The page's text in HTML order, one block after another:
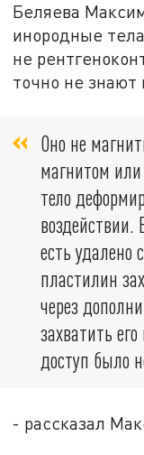
Беляева
инородные
не
точно не знают
Оно не
магнитом
тело
есть удалено
пластилин
через
захватить
доступ было
- рассказал